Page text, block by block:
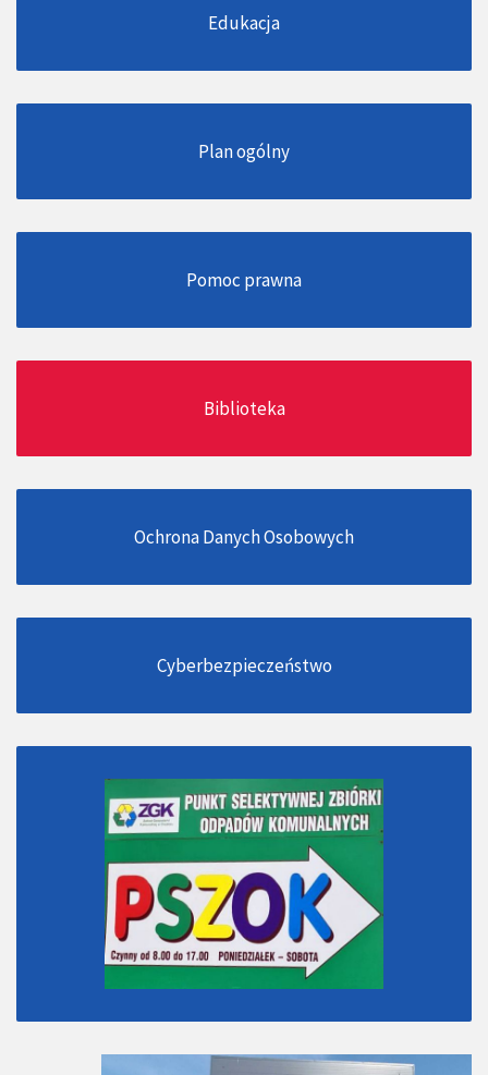
Edukacja
Plan ogólny
Pomoc prawna
Biblioteka
Ochrona Danych Osobowych
Cyberbezpieczeństwo